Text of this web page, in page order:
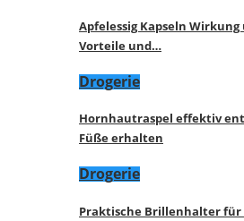
Apfelessig Kapseln
Vorteile und…
Drogerie
Hornhautraspel effektiv
Füße erhalten
Drogerie
Praktische Brillenhalter für